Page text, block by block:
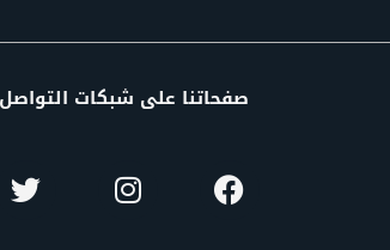
صفحاتنا على شبكات التواصل